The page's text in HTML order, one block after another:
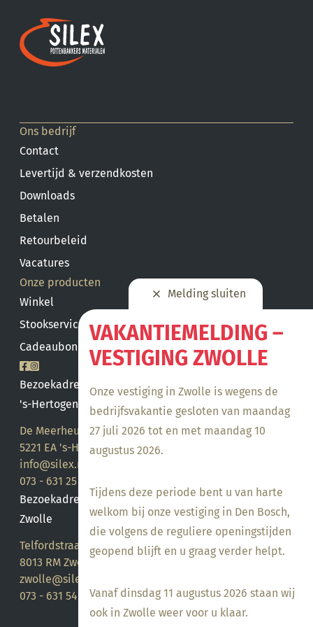
Melding sluiten
VAKANTIEMELDING –
VESTIGING ZWOLLE
Onze vestiging in Zwolle is wegens de
bedrijfsvakantie gesloten van maandag
27 juli 2026 tot en met maandag 10
augustus 2026.
Tijdens deze periode bent u van harte
welkom bij onze vestiging in Den Bosch,
die volgens de reguliere openingstijden
geopend blijft en u graag verder helpt.
Vanaf dinsdag 11 augustus 2026 staan wij
ook in Zwolle weer voor u klaar.
Ons bedrijf
Contact
Levertijd & verzendkosten
Downloads
Betalen
Retourbeleid
Vacatures
Onze producten
Winkel
Stookservice
Cadeaubon saldo
Bezoekadres
's-Hertogenbosch
De Meerheuvel 21
5221 EA 's-Hertogenbosch
info@silex.nl
073 - 631 25 28
Bezoekadres
Zwolle
Telfordstraat 14
8013 RM Zwolle
zwolle@silex.nl
073 - 631 54 05